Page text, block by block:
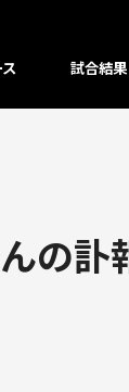
試合結果
の訃